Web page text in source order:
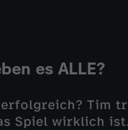
es ALLE?
Tim
Spiel wirklich ist.